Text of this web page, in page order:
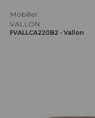
Mobilier
VALLON
FVALLCA220B2 - Vallon